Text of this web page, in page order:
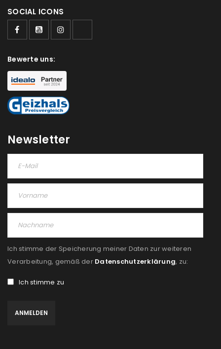
Ein Link zum Erstellen eines neuen Passworts wird an
NEWSLETTER ABONNIEREN
Please select all the ways you would like to hear from
us
Ja, ich möchte ein Kundenkonto eröffnen und
akzeptiere die
REGISTRIEREN
SOCIAL ICONS
Bewerte uns:
Newsletter
Ich stimme der Speicherung meiner Daten zur weiteren
Verarbeitung, gemäß der Datenschutzerklärung, zu:
Ich stimme zu